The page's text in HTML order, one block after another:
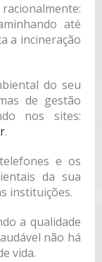
até
a incineração
do seu
de gestão
nos sites:
.
e os
da sua
instituições.
a qualidade
não há
vida.